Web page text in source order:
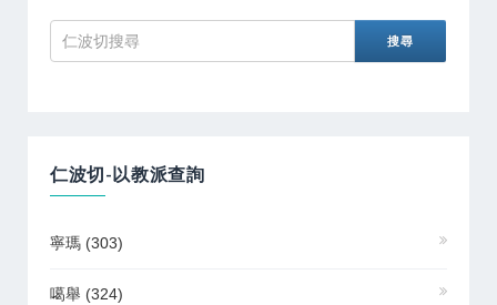
仁波切-以教派查詢
寧瑪 (303)
噶舉 (324)